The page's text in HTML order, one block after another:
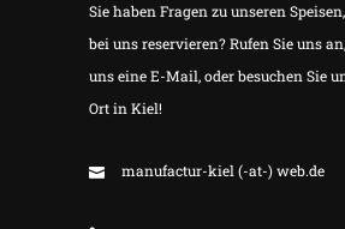
Sie haben Fragen zu unseren
bei uns reservieren? Rufen Sie uns
uns eine E-Mail, oder besuchen Sie
Ort in Kiel!
manufactur-kiel (-at-) web.de